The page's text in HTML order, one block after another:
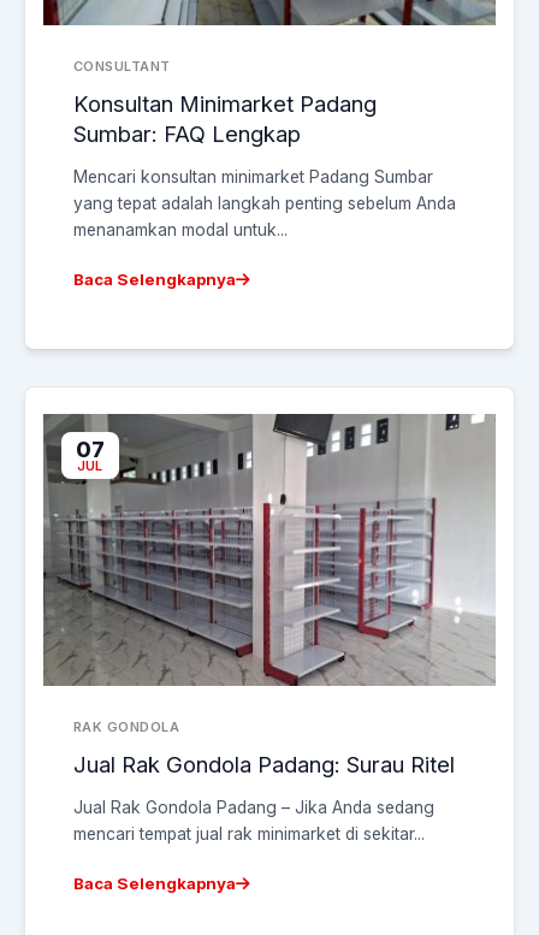
CONSULTANT
Konsultan Minimarket Padang
Sumbar: FAQ Lengkap
Mencari konsultan minimarket Padang Sumbar
yang tepat adalah langkah penting sebelum Anda
menanamkan modal untuk...
Baca Selengkapnya
07
JUL
RAK GONDOLA
Jual Rak Gondola Padang: Surau Ritel
Jual Rak Gondola Padang – Jika Anda sedang
mencari tempat jual rak minimarket di sekitar...
Baca Selengkapnya